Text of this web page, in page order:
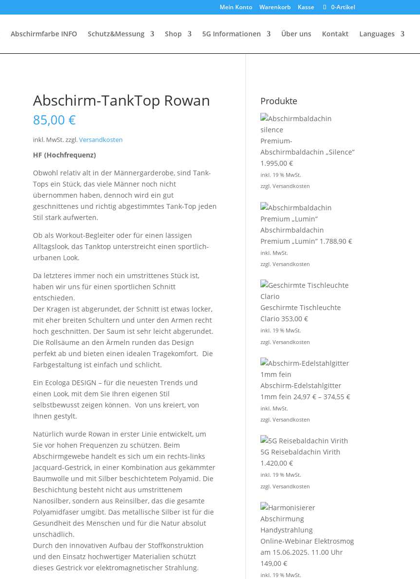
Mein Konto Warenkorb Kasse 0-Artikel
Abschirmfarbe INFO Schutz&Messung Shop 5G Informationen Über uns Kontakt Languages
Abschirm-TankTop Rowan
85,00€
inkl. MwSt.zzgl.Versandkosten
HF (Hochfrequenz)
Obwohl relativ alt in der Männergarderobe, sind Tank-
Tops ein Stück, das viele Männer noch nicht
übernommen haben, dennoch wird ein gut
geschnittenes und richtig abgestimmtes Tank-Top jeden
Stil stark aufwerten.
Ob als Workout-Begleiter oder für einen lässigen
Alltagslook, das Tanktop unterstreicht einen sportlich-
urbanen Look.
Da letzteres immer noch ein umstrittenes Stück ist,
haben wir uns für einen sportlichen Schnitt
entschieden.
Der Kragen ist abgerundet, der Schnitt ist etwas locker,
mit eher breiten Schultern und unter den Armen recht
hoch geschnitten. Der Saum ist sehr leicht abgerundet.
Die Rollsäume an den Ärmeln runden das Design
perfekt ab und bieten einen idealen Tragekomfort. Die
Farbgestaltung ist einfach und schlicht.
Ein Ecologa DESIGN – für die neuesten Trends und
einen Look, mit dem Sie Ihren eigenen Stil
selbstbewusst zeigen können. Von uns kreiert, von
Ihnen gestylt.
Natürlich wurde Rowan in erster Linie entwickelt, um
Sie vor hohen Frequenzen zu schützen. Beim
Abschirmgewebe handelt es sich um ein rechts-links
Jacquard-Gestrick, in einer Kombination aus gekämmter
Baumwolle und mit Silber beschichtetem Polyamid. Die
Beschichtung besteht nicht aus umstrittenem
Nanosilber, sondern aus Reinsilber, das die gesamte
Polyamidfaser umgibt. Das metallische Silber ist für die
Gesundheit des Menschen und für die Natur absolut
unschädlich.
Durch den innovativen Aufbau der Stoffkonstruktion
und den Einsatz hochwertiger Materialien schützt
dieses Gestrick vor elektromagnetischer Strahlung.
Produkte
Premium-
Abschirmbaldachin „Silence“
1.995,00€
inkl. 19 % MwSt.
zzgl.Versandkosten
Abschirmbaldachin
Premium „Lumin“ 1.788,90€
inkl. MwSt.
zzgl.Versandkosten
Geschirmte Tischleuchte
Clario 353,00€
inkl. 19 % MwSt.
zzgl.Versandkosten
Abschirm-Edelstahlgitter
1mm fein 24,97€ –374,55€
inkl. MwSt.
zzgl.Versandkosten
5G Reisebaldachin Virith
1.420,00€
inkl. 19 % MwSt.
zzgl.Versandkosten
Online-Webinar Elektrosmog
am 15.06.2025. 11.00 Uhr
149,00€
inkl. 19 % MwSt.